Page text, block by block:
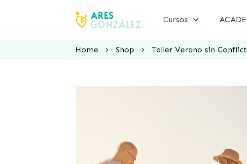
Cursos
Home Shop Taller Verano sin